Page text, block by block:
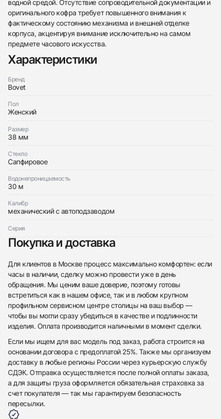
438
285
145
142
205
204
195
150
6
водной средой. Отсутствие сопроводительной документации и
оригинального кофра требует повышенного внимания к
фактическому состоянию механизма и внешней отделке
корпуса, акцентируя внимание исключительно на самом
предмете часового искусства.
Характеристики
Бренд
Bovet
Пол
Женский
Размер
38 мм
Стекло
Сапфировое
Водонепроницаемость
30 м
Калибр
механический с автоподзаводом
Серия
Покупка и доставка
Для клиентов в Москве процесс максимально комфортен: если
часы в наличии, сделку можно провести уже в день
обращения. Мы ценим ваше доверие, поэтому готовы
встретиться как в нашем офисе, так и в любом крупном
профильном сервисном центре столицы на ваш выбор —
чтобы вы могли сразу убедиться в качестве и подлинности
изделия. Оплата производится наличными в момент сделки.
Если мы ищем для вас модель под заказ, работа строится на
основании договора с предоплатой 25%. Также мы организуем
доставку в любые регионы России через курьерскую службу
СДЭК. Отправка осуществляется после полной оплаты заказа,
а для защиты груза оформляется обязательная страховка за
счет покупателя — так мы гарантируем безопасность
пересылки.
Заказать эти часы
Оставьте ваши контактные данные и мы свяжемся
$22,700
Отправить заявку
Трейд-ин часов
Оставьте ваши контактные данные и мы свяжемся
с вами
Приложите фото ваших часов…
Отправить заявку